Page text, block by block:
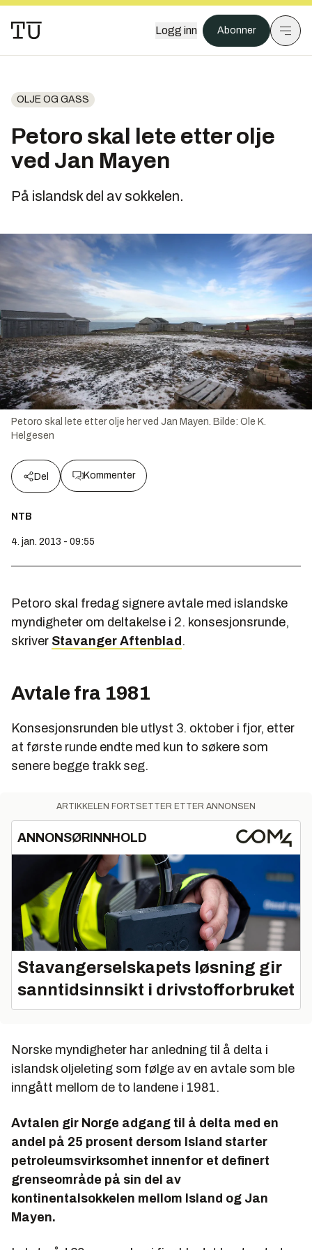
Logg inn Abonner
OLJE OG GASS
Petoro skal lete etter olje
ved Jan Mayen
På islandsk del av sokkelen.
Petoro skal lete etter olje her ved Jan Mayen. Bilde: Ole K.
Helgesen
Del Kommenter
NTB
4. jan. 2013 - 09:55
Petoro skal fredag signere avtale med islandske
myndigheter om deltakelse i 2. konsesjonsrunde,
skriver Stavanger Aftenblad .
Avtale fra 1981
Konsesjonsrunden ble utlyst 3. oktober i fjor, etter
at første runde endte med kun to søkere som
senere begge trakk seg.
ARTIKKELEN FORTSETTER ETTER ANNONSEN
ANNONSØRINNHOLD
Stavangerselskapets løsning gir
sanntidsinnsikt i drivstofforbruket
Norske myndigheter har anledning til å delta i
islandsk oljeleting som følge av en avtale som ble
inngått mellom de to landene i 1981.
Avtalen gir Norge adgang til å delta med en
andel på 25 prosent dersom Island starter
petroleumsvirksomhet innenfor et definert
grenseområde på sin del av
kontinentalsokkelen mellom Island og Jan
Mayen.